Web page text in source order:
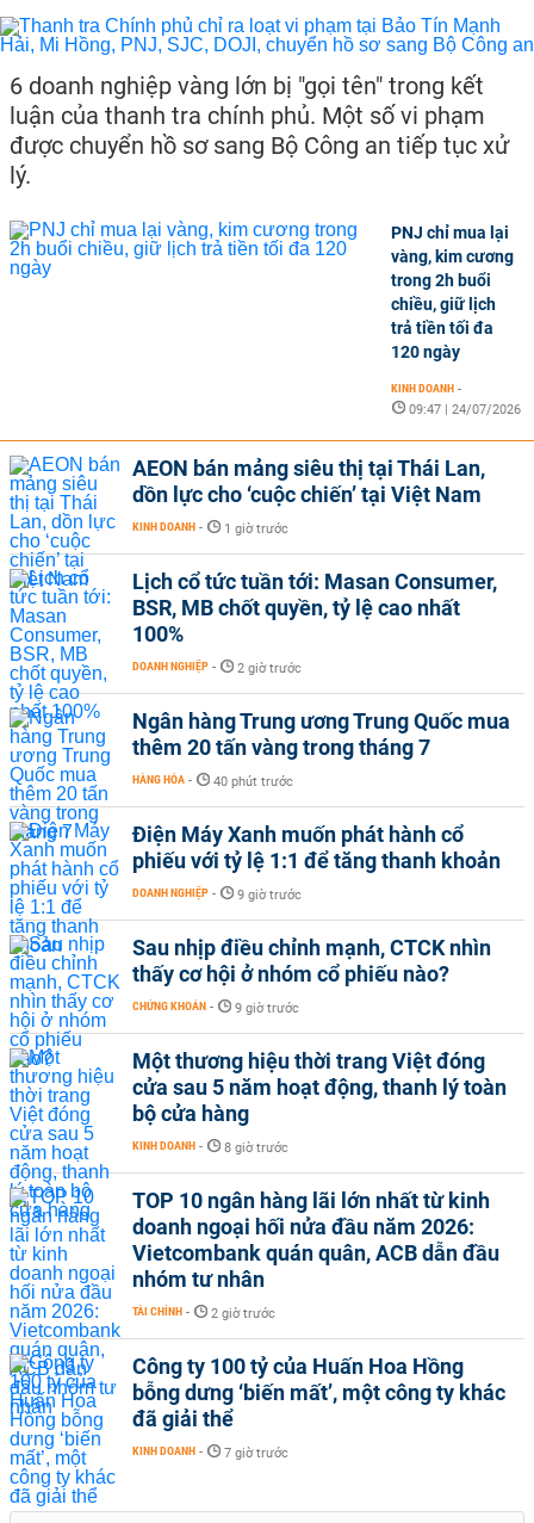
6 doanh nghiệp vàng lớn bị "gọi tên" trong kết
luận của thanh tra chính phủ. Một số vi phạm
được chuyển hồ sơ sang Bộ Công an tiếp tục xử
lý.
PNJ chỉ mua lại
vàng, kim cương
trong 2h buổi
chiều, giữ lịch
trả tiền tối đa
120 ngày
KINH DOANH -
09:47 | 24/07/2026
AEON bán mảng siêu thị tại Thái Lan,
dồn lực cho ‘cuộc chiến’ tại Việt Nam
KINH DOANH - 1 giờ trước
Lịch cổ tức tuần tới: Masan Consumer,
BSR, MB chốt quyền, tỷ lệ cao nhất
100%
DOANH NGHIỆP - 2 giờ trước
Ngân hàng Trung ương Trung Quốc mua
thêm 20 tấn vàng trong tháng 7
HÀNG HÓA - 40 phút trước
Điện Máy Xanh muốn phát hành cổ
phiếu với tỷ lệ 1:1 để tăng thanh khoản
DOANH NGHIỆP - 9 giờ trước
Sau nhịp điều chỉnh mạnh, CTCK nhìn
thấy cơ hội ở nhóm cổ phiếu nào?
CHỨNG KHOÁN - 9 giờ trước
Một thương hiệu thời trang Việt đóng
cửa sau 5 năm hoạt động, thanh lý toàn
bộ cửa hàng
KINH DOANH - 8 giờ trước
TOP 10 ngân hàng lãi lớn nhất từ kinh
doanh ngoại hối nửa đầu năm 2026:
Vietcombank quán quân, ACB dẫn đầu
nhóm tư nhân
TÀI CHÍNH - 2 giờ trước
Công ty 100 tỷ của Huấn Hoa Hồng
bỗng dưng ‘biến mất’, một công ty khác
đã giải thể
KINH DOANH - 7 giờ trước